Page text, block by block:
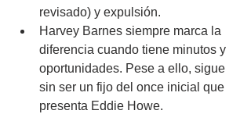
revisado) y expulsión.
Harvey Barnes siempre marca la
diferencia cuando tiene minutos y
oportunidades. Pese a ello, sigue
sin ser un fijo del once inicial que
presenta Eddie Howe.